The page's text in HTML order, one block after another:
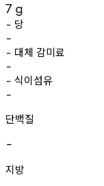
7 g
- 당
-
- 대체 감미료
-
- 식이섬유
-
단백질
-
지방